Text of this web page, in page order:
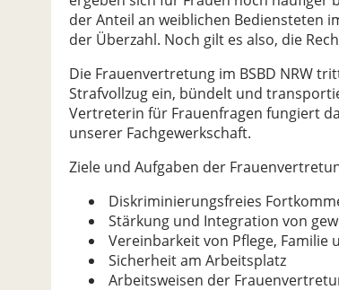
der Anteil an weiblichen Bediensteten
der Überzahl. Noch gilt es also, die
Die Frauenvertretung im BSBD NRW
Strafvollzug ein, bündelt und
Vertreterin für Frauenfragen fungiert
unserer Fachgewerkschaft.
Ziele und Aufgaben der
Diskriminierungsfreies
Stärkung und Integration von
Vereinbarkeit von Pflege, Familie
Sicherheit am Arbeitsplatz
Arbeitsweisen der